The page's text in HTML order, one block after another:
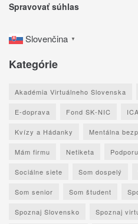
Spravovať súhlas
Slovenčina ▼
Kategórie
Akadémia Virtuálneho Slovenska
E-doprava Fond SK-NIC
Kvízy a Hádanky Mentálna
Mám firmu Netiketa
Sociálne siete Som dospelý
Som senior Som študent
Spoznaj Slovensko Spoznaj